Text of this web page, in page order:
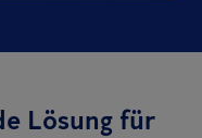
Lösung für